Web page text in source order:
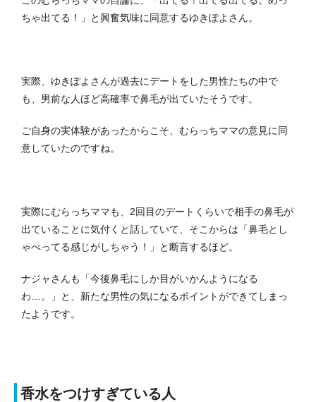
ちゃ出てる！」と興奮気味に同意するゆきぽよさん。
実際、ゆきぽよさんが過去にデートをした男性たちの中で
も、男前な人ほど高確率で鼻毛が出ていたそうです。
ご自身の実体験があったからこそ、むらっちママの意見に同
意していたのですね。
実際にむらっちママも、2回目のデートくらいで相手の鼻毛が
出ていることに気付くと話していて、そこからは「鼻毛とし
ゃべってる感じがしちゃう！」と断言するほど。
ナジャさんも「今後鼻毛にしか目がいかんようになる
わ…。」と、新たな男性の気になるポイントができてしまっ
たようです。
香水をつけすぎている人